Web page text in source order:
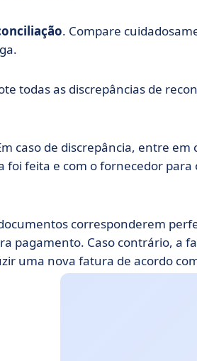
. Compare
todas as discrepâncias de
caso de discrepância, entre
foi feita e com o fornecedor
corresponderem
pagamento. Caso contrário, a
uma nova fatura de acordo